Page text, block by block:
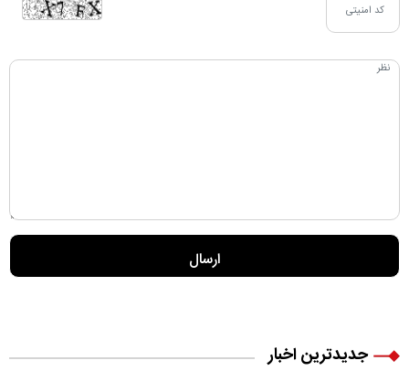
جدیدترین اخبار